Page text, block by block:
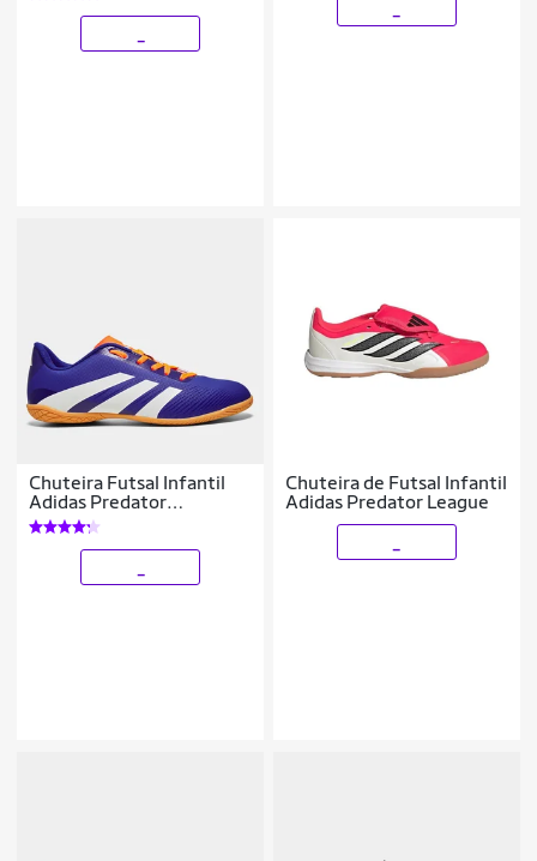
Chuteira Futsal Infantil
Adidas Predator
Artilheira 24
Chuteira de Futsal Infantil
Adidas Predator League